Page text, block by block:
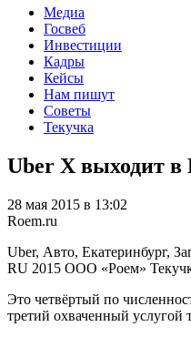
Медиа
Госвеб
Инвестиции
Кадры
Кейсы
Нам пишут
Советы
Текучка
Uber X выходит в
28 мая 2015 в 13:02
Roem.ru
Uber, Авто, Екатеринбург,
RU 2015 ООО «Роем»
Это четвёртый по
третий охваченный услугой